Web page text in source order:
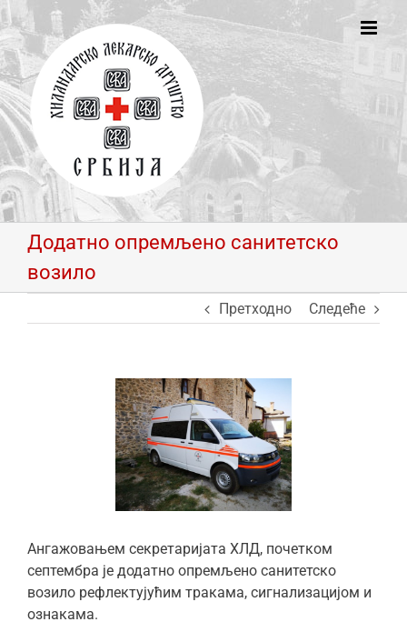
Skip
to
content
Додатно опремљено санитетско
возило
Претходно Следеће
Ангажовањем секретаријата ХЛД, почетком
септембра је додатно опремљено санитетско
возило рефлектујућим тракама, сигнализацијом и
ознакама.